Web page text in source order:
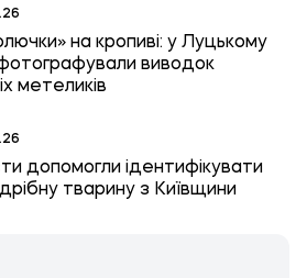
на кропиві: у Луцькому
виводок
метеликів
допомогли ідентифікувати
дрібну тварину з Київщини